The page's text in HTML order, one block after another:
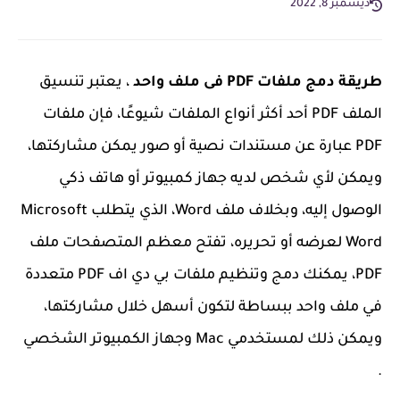
ديسمبر 8, 2022
طريقة دمج ملفات PDF فى ملف واحد
، يعتبر تنسيق
الملف PDF أحد أكثر أنواع الملفات شيوعًا، فإن ملفات
PDF عبارة عن مستندات نصية أو صور يمكن مشاركتها،
ويمكن لأي شخص لديه جهاز كمبيوتر أو هاتف ذكي
الوصول إليه، وبخلاف ملف Word، الذي يتطلب Microsoft
Word لعرضه أو تحريره، تفتح معظم المتصفحات ملف
PDF، يمكنك دمج وتنظيم ملفات بي دي اف PDF متعددة
في ملف واحد ببساطة لتكون أسهل خلال مشاركتها،
ويمكن ذلك لمستخدمي Mac وجهاز الكمبيوتر الشخصي
.